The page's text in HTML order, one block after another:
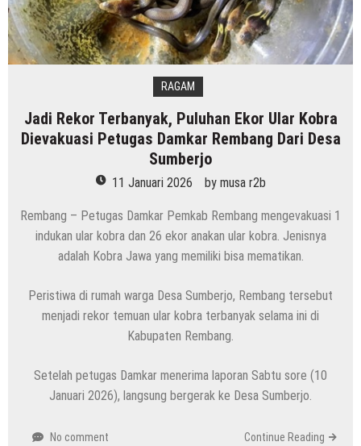
RAGAM
Jadi Rekor Terbanyak, Puluhan Ekor Ular Kobra
Dievakuasi Petugas Damkar Rembang Dari Desa
Sumberjo
11 Januari 2026 by musa r2b
Rembang – Petugas Damkar Pemkab Rembang mengevakuasi 1
indukan ular kobra dan 26 ekor anakan ular kobra. Jenisnya
adalah Kobra Jawa yang memiliki bisa mematikan.
Peristiwa di rumah warga Desa Sumberjo, Rembang tersebut
menjadi rekor temuan ular kobra terbanyak selama ini di
Kabupaten Rembang.
Setelah petugas Damkar menerima laporan Sabtu sore (10
Januari 2026), langsung bergerak ke Desa Sumberjo.
No comment Continue Reading